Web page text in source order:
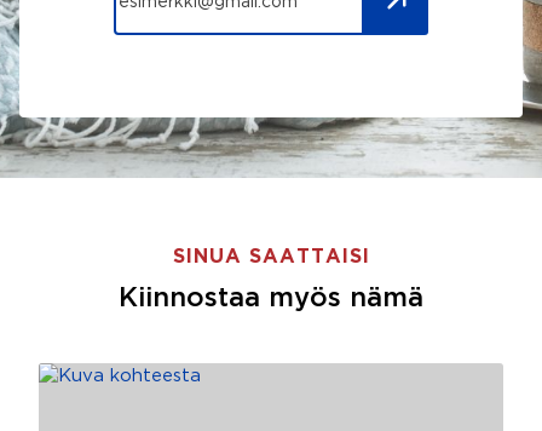
SINUA SAATTAISI
Kiinnostaa myös nämä